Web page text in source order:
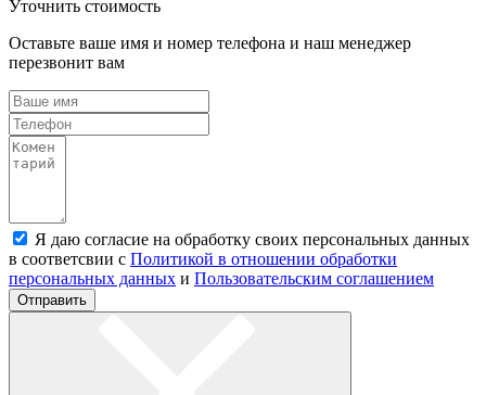
Уточнить стоимость
Оставьте ваше имя и номер телефона и наш менеджер
перезвонит вам
Я даю согласие на обработку своих персональных данных
в соответсвии с Политикой в отношении обработки
персональных данных и Пользовательским соглашением
Отправить